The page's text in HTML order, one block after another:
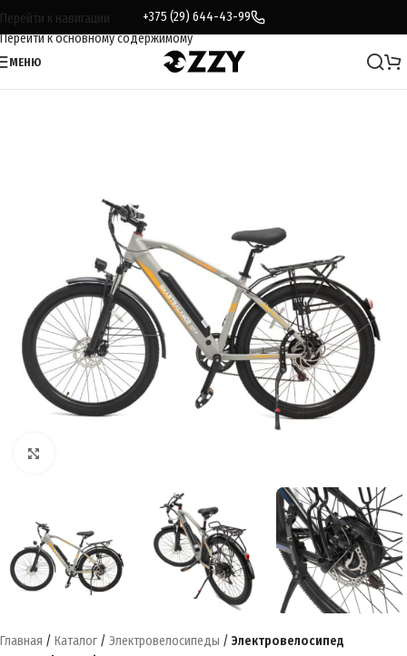
Перейти к навигации
Перейти к основному содержимому
+375 (29) 644-43-99
МЕНЮ
Главная / Каталог / Электровелосипеды / Электровелосипед